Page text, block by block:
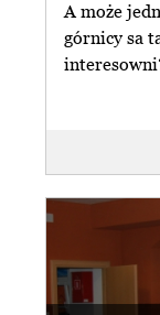
A może
górnicy sa